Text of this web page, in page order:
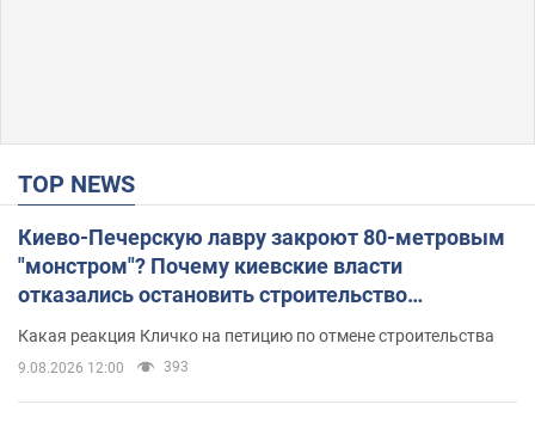
TOP NEWS
Киево-Печерскую лавру закроют 80-метровым
"монстром"? Почему киевские власти
отказались остановить строительство
небоскреба "московского верующего"
Какая реакция Кличко на петицию по отмене строительства
9.08.2026 12:00 393